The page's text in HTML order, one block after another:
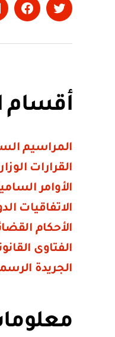
Twitter
أقسام
المراسيم
القرارات
الأوامر
الاتفاقيات
الأحكام
الفتاوى
الجريدة